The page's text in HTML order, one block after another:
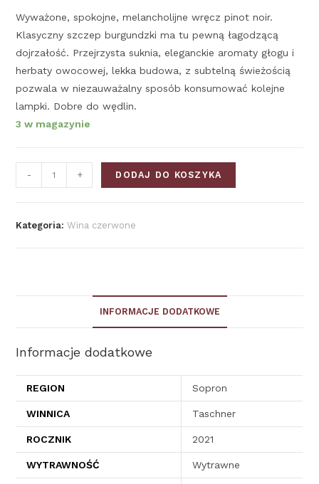
Wyważone, spokojne, melancholijne wręcz pinot noir.
Klasyczny szczep burgundzki ma tu pewną łagodzącą
dojrzałość. Przejrzysta suknia, eleganckie aromaty głogu i
herbaty owocowej, lekka budowa, z subtelną świeżością
pozwala w niezauważalny sposób konsumować kolejne
lampki. Dobre do wędlin.
3 w magazynie
- + DODAJ DO KOSZYKA
Kategoria:Wina czerwone
INFORMACJE DODATKOWE
Informacje dodatkowe
REGION Sopron
WINNICA Taschner
ROCZNIK 2021
WYTRAWNOŚĆ Wytrawne